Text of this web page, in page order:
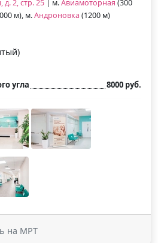
д. 2, стр. 25 | м.Авиамоторная (300
м), м.Андроновка (1200 м)
угла 8000 руб.
на МРТ